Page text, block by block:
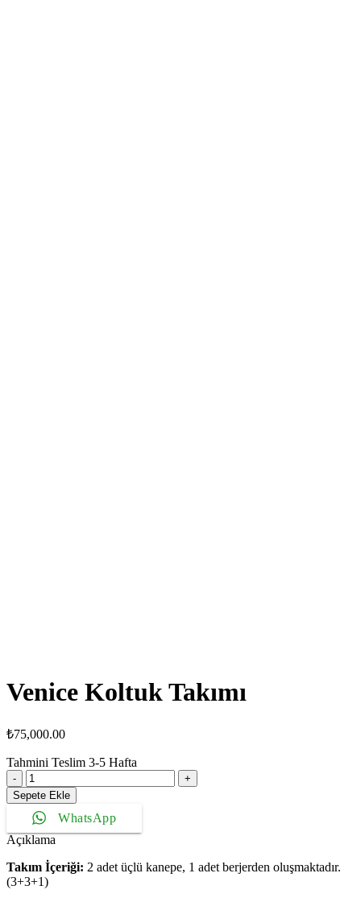
Venice Koltuk Takımı
₺75,000.00
Tahmini Teslim 3-5 Hafta
Venice
Koltuk
Takımı
adet
Sepete Ekle
WhatsApp
Açıklama
Takım İçeriği: 2 adet üçlü kanepe, 1 adet berjerden oluşmaktadır.
(3+3+1)